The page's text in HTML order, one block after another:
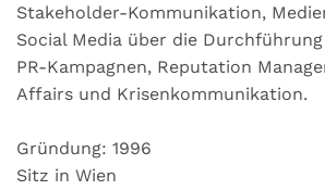
Stakeholder-Kommunikation,
Social Media über die
PR-Kampagnen, Reputation
Affairs und Krisenkommunikation.
Gründung: 1996
Sitz in Wien